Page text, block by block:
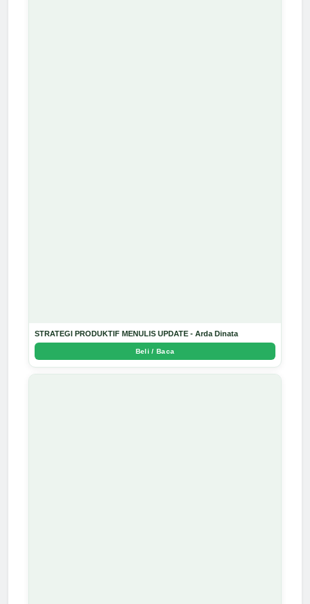
STRATEGI PRODUKTIF MENULIS UPDATE - Arda Dinata
Beli / Baca